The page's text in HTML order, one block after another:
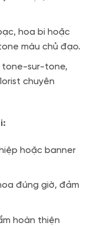
hoa bi hoặc
màu chủ đạo.
tone-sur-tone,
chuyên
hoặc banner
đúng giờ, đảm
hoàn thiện